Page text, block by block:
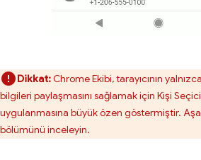
Dikkat:Chrome Ekibi, tarayıcının
bilgileri paylaşmasını sağlamak için Kişi
uygulanmasına büyük özen göstermiştir.
bölümünü inceleyin.